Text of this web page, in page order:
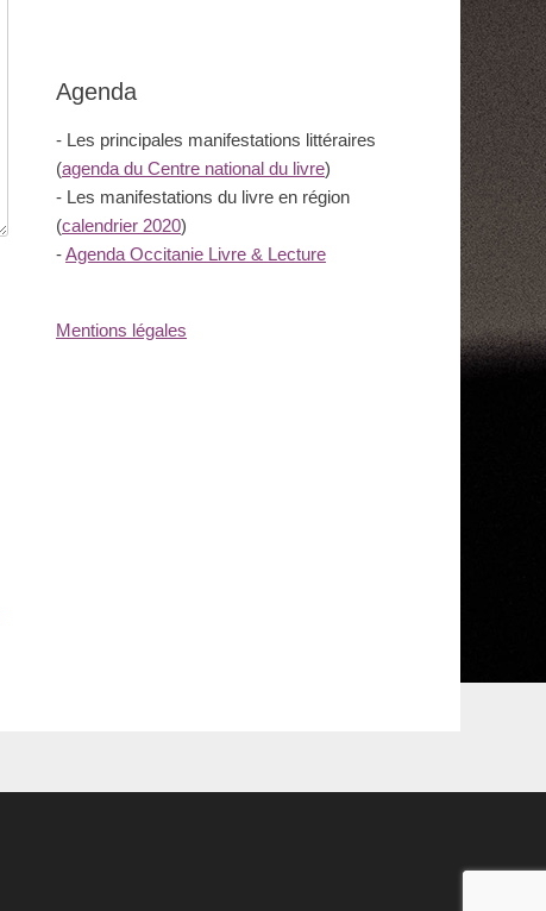
Agenda
- Les principales manifestations littéraires
(agenda du Centre national du livre)
- Les manifestations du livre en région
(calendrier 2020)
-Agenda Occitanie Livre & Lecture
Mentions légales